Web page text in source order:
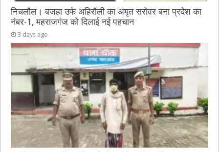
निचलौल। बजहा उर्फ अहिरौली का अमृत सरोवर बना प्रदेश का
नंबर-1, महराजगंज को दिलाई नई पहचान
3 days ago